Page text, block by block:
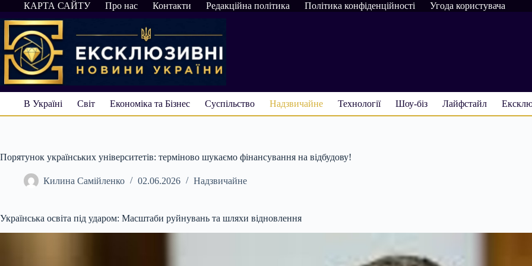
Перейти
до
вмісту
КАРТА САЙТУ Про нас Контакти Редакційна політика Політика конфіденційності Угода користувача
В Україні Світ Економіка та Бізнес Суспільство Надзвичайне Технології Шоу-біз Лайфстайл
Порятунок українських університетів: терміново шукаємо фінансування на відбудову!
Килина Самійленко 02.06.2026 Надзвичайне
Українська освіта під ударом: Масштаби руйнувань та шляхи відновлення